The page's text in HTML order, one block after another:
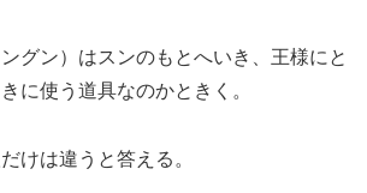
グン）はスンのもとへいき、王様にと
に使う道具なのかときく。
けは違うと答える。